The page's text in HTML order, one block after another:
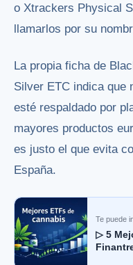
o Xtrackers Physical
llamarlos por su
La propia ficha de
Silver ETC indica que
esté respaldado por
mayores productos
es justo el que evita
España.
Te puede
▷ 5